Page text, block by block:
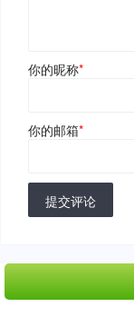
你的昵称*
你的邮箱*
提交评论